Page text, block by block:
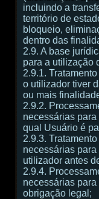
incluindo a
território de
bloqueio,
dentro das
2.9. A base
para a utilização
2.9.1.
o utilizador tiver
ou mais
2.9.2.
necessárias
qual Usuário é
2.9.3.
necessárias
utilizador antes
2.9.4.
necessárias
obrigação legal;